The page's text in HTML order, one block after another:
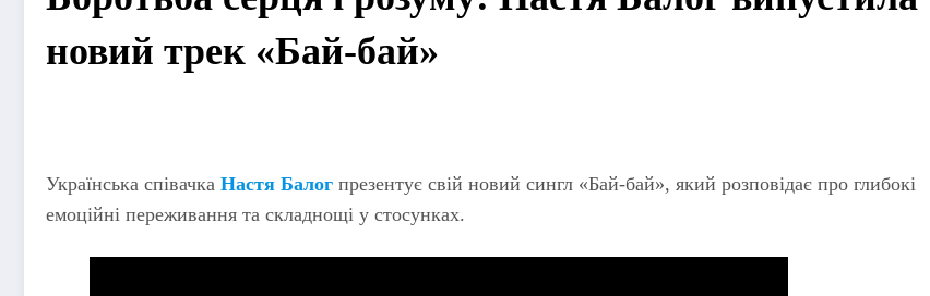
новий трек «Бай-бай»
Українська співачка Настя Балог презентує свій новий сингл «Бай-бай», який розповідає про глибокі
емоційні переживання та складнощі у стосунках.